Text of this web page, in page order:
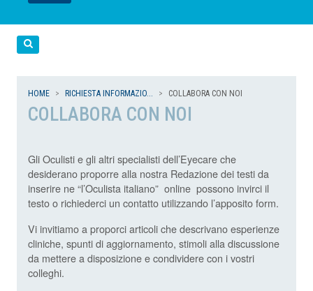
LEGGI
LEGGI
LEGGI
LEGGI
HOME RICHIESTA INFORMAZIO... COLLABORA CON NOI
COLLABORA CON NOI
Gli Oculisti e gli altri specialisti dell’Eyecare che
desiderano proporre alla nostra Redazione dei testi da
inserire ne “l’Oculista italiano” online possono invirci il
testo o richiederci un contatto utilizzando l’apposito form.
Vi invitiamo a proporci articoli che descrivano esperienze
cliniche, spunti di aggiornamento, stimoli alla discussione
da mettere a disposizione e condividere con i vostri
colleghi.